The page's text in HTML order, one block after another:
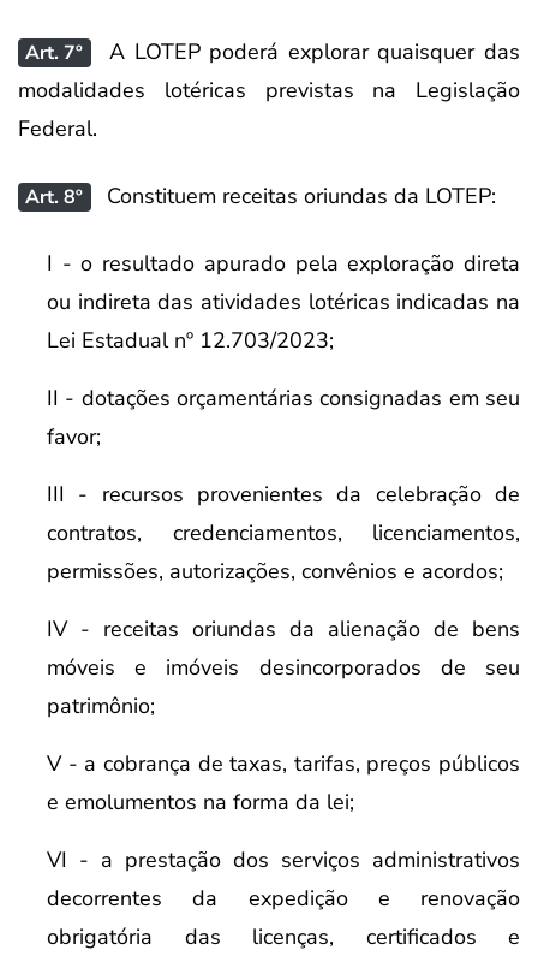
Art. 7º
A LOTEP poderá explorar quaisquer das
modalidades lotéricas previstas na Legislação
Federal.
Art. 8º Constituem receitas oriundas da LOTEP:
I - o resultado apurado pela exploração direta
ou indireta das atividades lotéricas indicadas na
Lei Estadual nº 12.703/2023;
II - dotações orçamentárias consignadas em seu
favor;
III - recursos provenientes da celebração de
contratos, credenciamentos, licenciamentos,
permissões, autorizações, convênios e acordos;
IV - receitas oriundas da alienação de bens
móveis e imóveis desincorporados de seu
patrimônio;
V - a cobrança de taxas, tarifas, preços públicos
e emolumentos na forma da lei;
VI - a prestação dos serviços administrativos
decorrentes da expedição e renovação
obrigatória das licenças, certificados e